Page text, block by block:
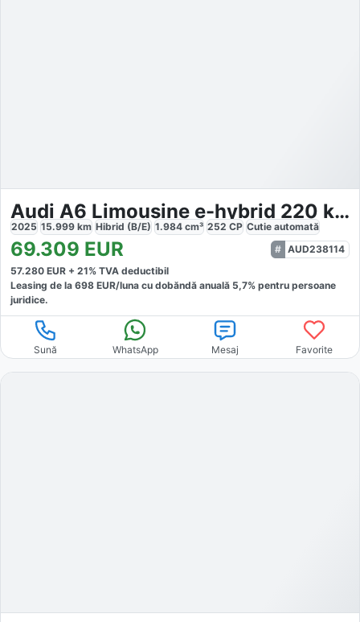
Audi A6 Limousine e-hybrid 220 kW S tronic quattro
2025 15.999 km Hibrid (B/E) 1.984 cm³ 252 CP Cutie automată
69.309 EUR
AUD238114
57.280 EUR + 21% TVA deductibil
Leasing de la 698 EUR/luna cu dobăndă anuală 5,7% pentru persoane
juridice.
Sună WhatsApp Mesaj Favorite